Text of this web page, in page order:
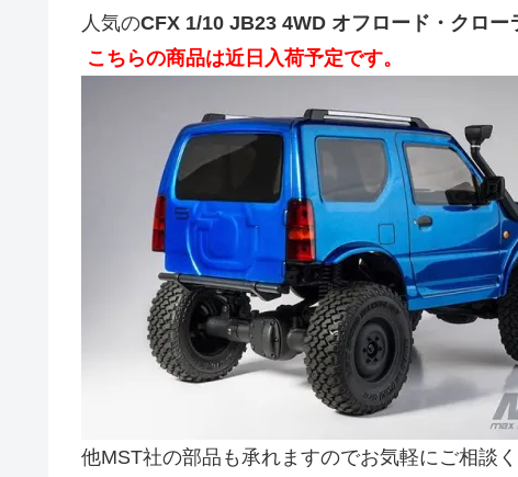
人気のCFX 1/10 JB23 4WD オフロード・クロー
こちらの商品は近日入荷予定です。
他MST社の部品も承れますのでお気軽にご相談く